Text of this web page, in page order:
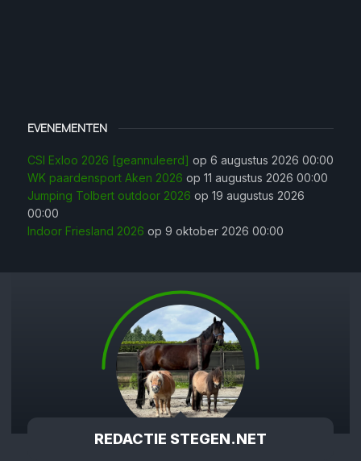
REDACTIE STEGEN.NET
EVENEMENTEN
CSI Exloo 2026 [geannuleerd] op 6 augustus 2026 00:00
WK paardensport Aken 2026 op 11 augustus 2026 00:00
Jumping Tolbert outdoor 2026 op 19 augustus 2026
00:00
Indoor Friesland 2026 op 9 oktober 2026 00:00